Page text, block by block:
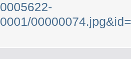
0005622-
0001/